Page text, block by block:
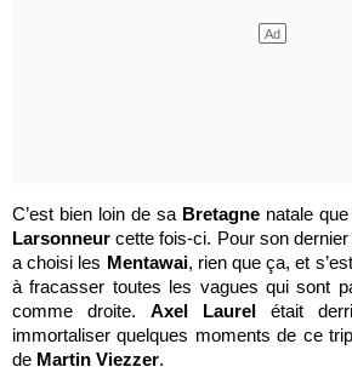
C’est bien loin de sa Bretagne natale
Larsonneur cette fois-ci. Pour son
a choisi les Mentawai, rien que ça, et
à fracasser toutes les vagues qui sont
comme droite. Axel Laurel était
immortaliser quelques moments de ce
de Martin Viezzer.